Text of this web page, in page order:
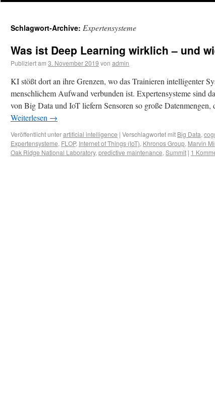
Schlagwort-Archive: Expertensysteme
Was ist Deep Learning wirklich – und
Publiziert am 3. November 2019 von admin
KI stößt dort an ihre Grenzen, wo das Trainieren intelligenter
menschlichem Aufwand verbunden ist. Expertensysteme sind
von Big Data und IoT liefern Sensoren so große
Weiterlesen →
Veröffentlicht unterartificial intelligence | Verschlagwortet mit Big Data,
Expertensysteme, FLOP, Internet of Things (IoT), Khronos Group, Marvin
Oak Ridge National Laboratory, predictive maintenance, Summit | 1